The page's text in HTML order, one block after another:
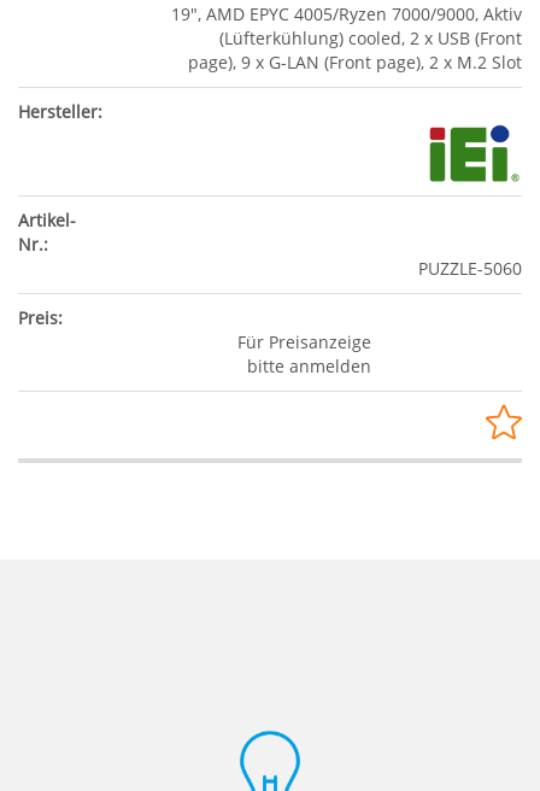
19", AMD EPYC 4005/Ryzen 7000/9000, Aktiv
(Lüfterkühlung) cooled, 2 x USB (Front
page), 9 x G-LAN (Front page), 2 x M.2 Slot
PUZZLE-5060
Für Preisanzeige
bitte anmelden